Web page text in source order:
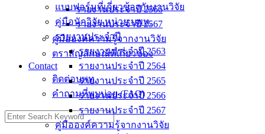
แบบฟอร์มที่เกี่ยวข้องกับงานวิจัย
คู่มือนักวิจัย หน่วย บพท.
รายงานประจำปี
รายงานประจำปี 2563
รายงานประจำปี 2564
รายงานประจำปี 2565
รายงานประจำปี 2566
รายงานประจำปี 2567
คู่มือองค์ความรู้จากงานวิจัย
รายงานประจำปี 2566
รายงานประจำปี 2567
คู่มือองค์ความรู้จากงานวิจัย
ตราสัญลักษณ์ที่เกี่ยวข้อง
Contact
ติดต่อบพท.
คำถามที่พบบ่อย (FAQ)